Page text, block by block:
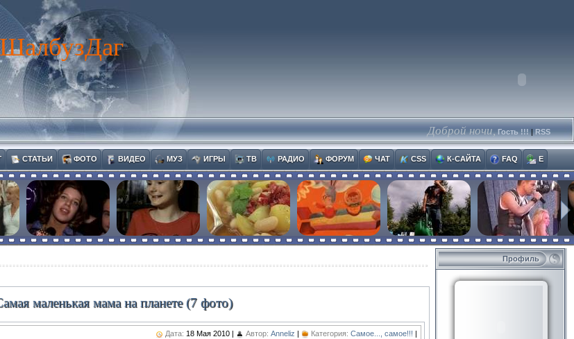
Доброй ночи, Гость !!! | RSS
СТАТЬИ ФОТО ВИДЕО МУЗ ИГРЫ ТВ РАДИО ФОРУМ ЧАТ CSS К-САЙТА FAQ E
маленькая мама на планете (7 фото)
Дата: 18 Мая 2010 | Автор: Anneliz Категория: Самое..., самое!!!
Профиль